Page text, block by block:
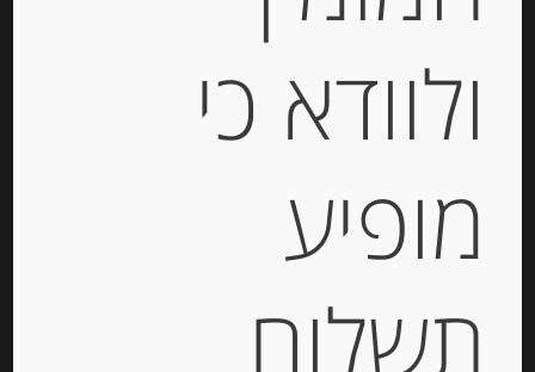
קרפ ברטון צרפתי בטעם קלאסי
מחיר ל 100 גרם: 11.09 ש"ח
ולוודא כי
מופיע
תשלום